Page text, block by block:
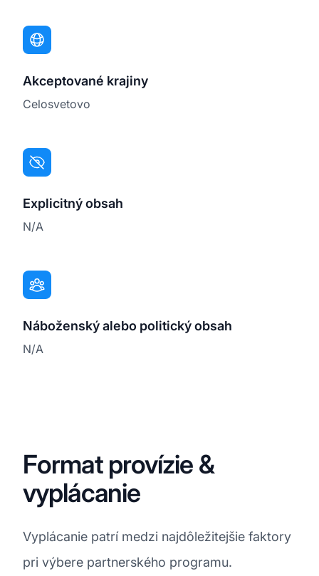
Akceptované krajiny
Celosvetovo
Explicitný obsah
N/A
Náboženský alebo politický obsah
N/A
Format provízie &
vyplácanie
Vyplácanie patrí medzi najdôležitejšie faktory
pri výbere partnerského programu.